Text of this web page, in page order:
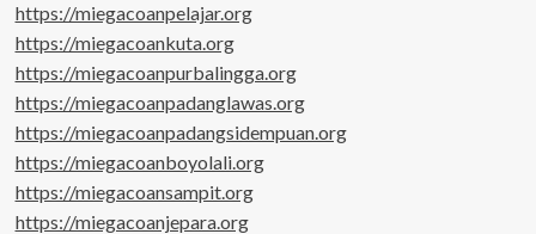
https://miegacoanpelajar.org
https://miegacoankuta.org
https://miegacoanpurbalingga.org
https://miegacoanpadanglawas.org
https://miegacoanpadangsidempuan.org
https://miegacoanboyolali.org
https://miegacoansampit.org
https://miegacoanjepara.org